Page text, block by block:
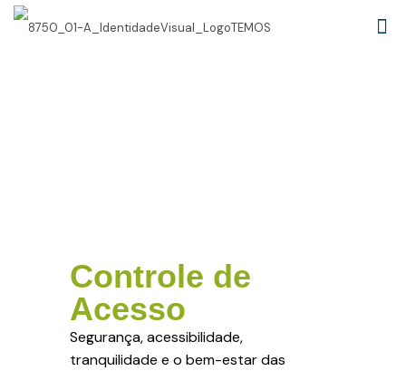
Controle de
Acesso
Segurança, acessibilidade,
tranquilidade e o bem-estar das